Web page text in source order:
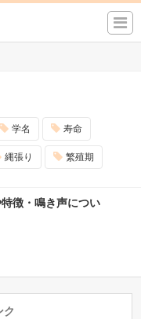
学名 寿命
縄張り 繁殖期
徴・鳴き声につい
ク